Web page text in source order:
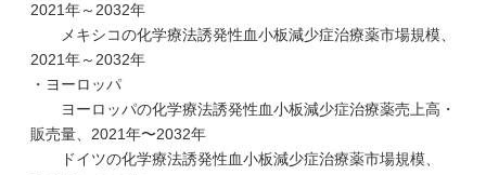
2021年～2032年
メキシコの化学療法誘発性血小板減少症治療薬市場規模、
2021年～2032年
・ヨーロッパ
ヨーロッパの化学療法誘発性血小板減少症治療薬売上高・
販売量、2021年〜2032年
ドイツの化学療法誘発性血小板減少症治療薬市場規模、